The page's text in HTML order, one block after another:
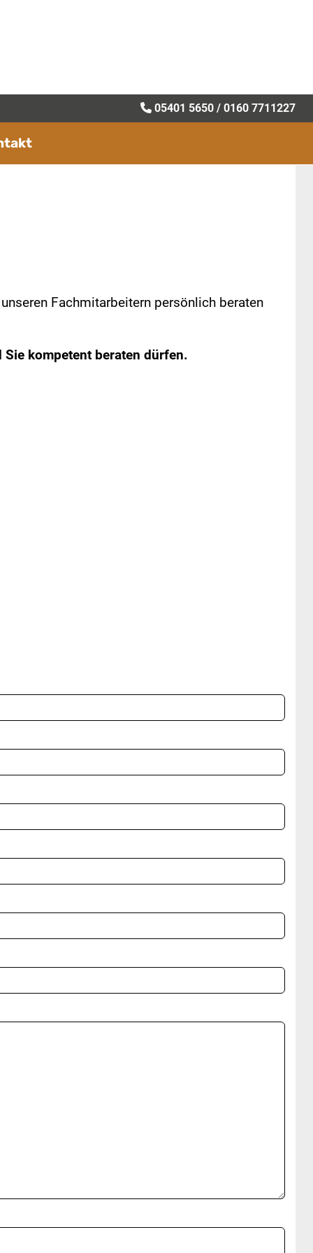
05401 5650/ 0160 7711227
Fachmitarbeitern persönlich beraten
kompetent beraten dürfen.